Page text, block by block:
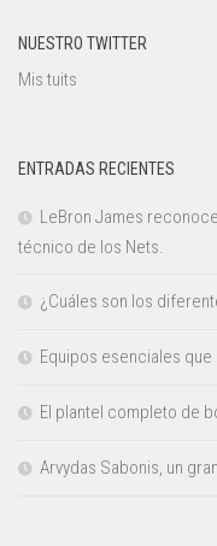
NUESTRO TWITTER
Mis tuits
ENTRADAS RECIENTES
LeBron James
técnico de los Nets.
¿Cuáles son los
Equipos esenciales
El plantel completo de
Arvydas Sabonis, un